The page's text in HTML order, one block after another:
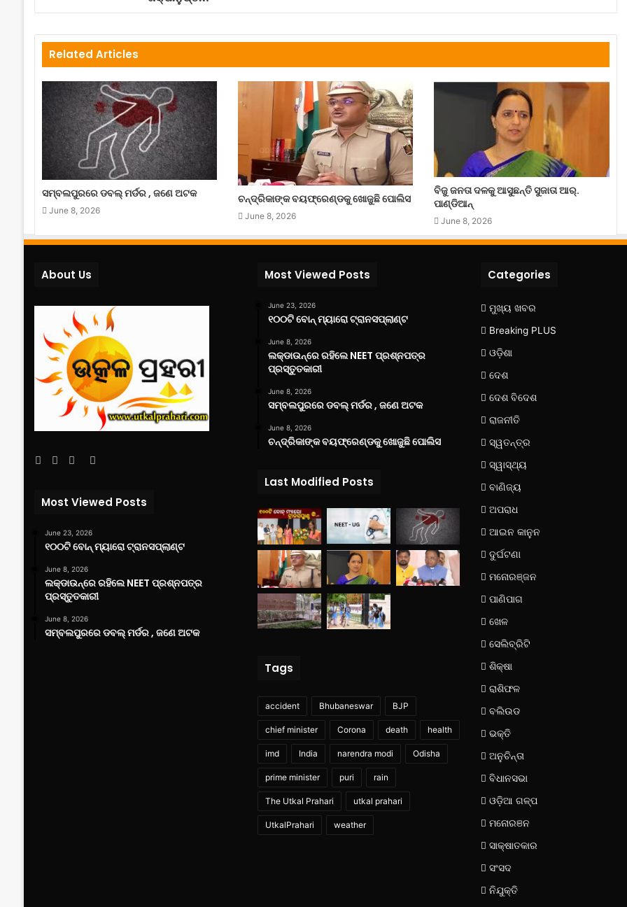
Related Articles
ସମ୍ବଲପୁରରେ ଡବଲ୍ ମର୍ଡର , ଜଣେ ଅଟକ
June 8, 2026
ଚନ୍ଦ୍ରିକାଙ୍କ ବୟଫ୍ରେଣ୍ଡକୁ ଖୋଜୁଛି ପୋଲିସ
June 8, 2026
ବିଜୁ ଜନତା ଦଳକୁ ଆସୁଛନ୍ତି ସୁଜାତା ଆର୍‌.
ପାଣ୍ଡିଆନ୍
June 8, 2026
About Us
Facebook
TwitterYouTube
Most Viewed Posts
June 23, 2026
୧୦୦ଟି ବୋନ୍ ମ୍ୟାରୋ ଟ୍ରାନସପ୍ଲାଣ୍ଟ
June 8, 2026
ଲକ୍‌ଡାଉନ୍‌ରେ ରହିଲେ NEET ପ୍ରଶ୍ନପତ୍ର
ପ୍ରସ୍ତୁତକାରୀ
June 8, 2026
ସମ୍ବଲପୁରରେ ଡବଲ୍ ମର୍ଡର , ଜଣେ ଅଟକ
Most Viewed Posts
June 23, 2026
୧୦୦ଟି ବୋନ୍ ମ୍ୟାରୋ ଟ୍ରାନସପ୍ଲାଣ୍ଟ
June 8, 2026
ଲକ୍‌ଡାଉନ୍‌ରେ ରହିଲେ NEET ପ୍ରଶ୍ନପତ୍ର
ପ୍ରସ୍ତୁତକାରୀ
June 8, 2026
ସମ୍ବଲପୁରରେ ଡବଲ୍ ମର୍ଡର , ଜଣେ ଅଟକ
June 8, 2026
ଚନ୍ଦ୍ରିକାଙ୍କ ବୟଫ୍ରେଣ୍ଡକୁ ଖୋଜୁଛି ପୋଲିସ
Last Modified Posts
Tags
accident Bhubaneswar BJP
chief minister Corona death health
imd India narendra modi Odisha
prime minister puri rain
The Utkal Prahari utkal prahari
UtkalPrahari weather
Categories
ମୁଖ୍ୟ ଖବର
Breaking PLUS
ଓଡ଼ିଶା
ଦେଶ
ଦେଶ ବିଦେଶ
ରାଜନୀତି
ସ୍ୱତନ୍ତ୍ର
ସ୍ୱାସ୍ଥ୍ୟ
ବାଣିଜ୍ୟ
ଅପରାଧ
ଆଇନ କାନୁନ
ଦୁର୍ଘଟଣା
ମନୋରଞ୍ଜନ
ପାଣିପାଗ
ଖେଳ
ସେଲିବ୍ରିଟି
ଶିକ୍ଷା
ରାଶିଫଳ
ବଲିଉଡ
ଭକ୍ତି
ଅନୁଚିନ୍ତା
ବିଧାନସଭା
ଓଡ଼ିଆ ଗଳ୍ପ
ମନୋରଞନ
ସାକ୍ଷାତକାର
ସଂସଦ
ନିଯୁକ୍ତି